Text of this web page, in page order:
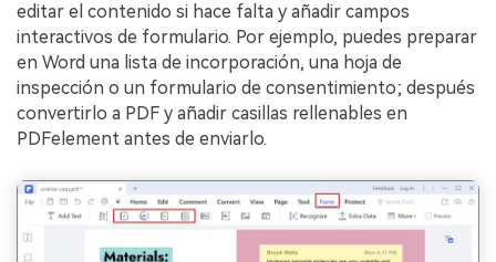
editar el contenido si hace falta y añadir campos
interactivos de formulario. Por ejemplo, puedes preparar
en Word una lista de incorporación, una hoja de
inspección o un formulario de consentimiento; después
convertirlo a PDF y añadir casillas rellenables en
PDFelement antes de enviarlo.